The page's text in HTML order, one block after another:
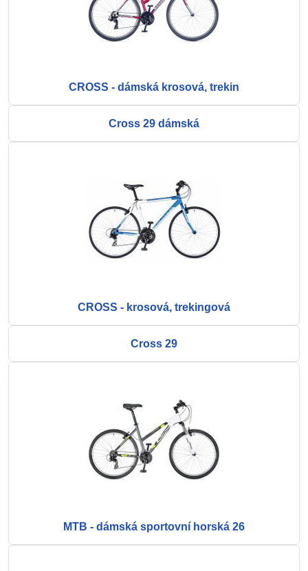
CROSS - dámská krosová, trekin
Cross 29 dámská
CROSS - krosová, trekingová
Cross 29
MTB - dámská sportovní horská 26